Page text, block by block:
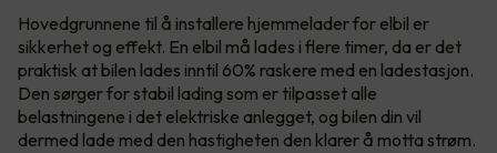
Hovedgrunnene til å installere hjemmelader for elbil er
sikkerhet og effekt. En elbil må lades i flere timer, da er det
praktisk at bilen lades inntil 60% raskere med en ladestasjon.
Den sørger for stabil lading som er tilpasset alle
belastningene i det elektriske anlegget, og bilen din vil
dermed lade med den hastigheten den klarer å motta strøm.